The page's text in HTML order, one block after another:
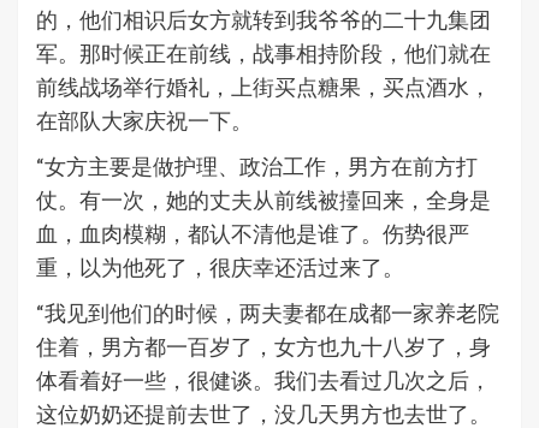
的，他们相识后女方就转到我爷爷的二十九集团
军。那时候正在前线，战事相持阶段，他们就在
前线战场举行婚礼，上街买点糖果，买点酒水，
在部队大家庆祝一下。
“女方主要是做护理、政治工作，男方在前方打
仗。有一次，她的丈夫从前线被擡回来，全身是
血，血肉模糊，都认不清他是谁了。伤势很严
重，以为他死了，很庆幸还活过来了。
“我见到他们的时候，两夫妻都在成都一家养老院
住着，男方都一百岁了，女方也九十八岁了，身
体看着好一些，很健谈。我们去看过几次之后，
这位奶奶还提前去世了，没几天男方也去世了。